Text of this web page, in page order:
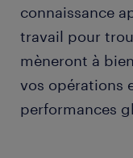
connaissance
travail pour
mèneront à
vos opérations
performances